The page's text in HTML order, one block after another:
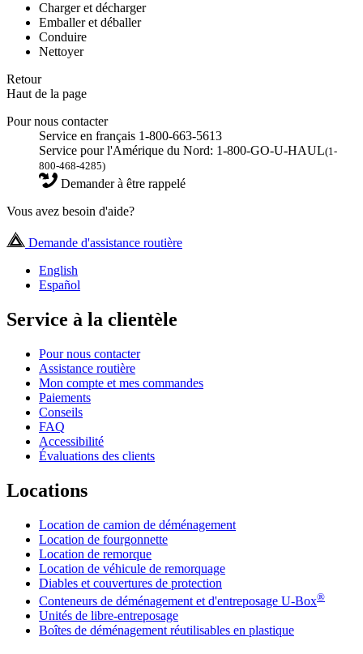
Charger et décharger
Emballer et déballer
Conduire
Nettoyer
Retour
Haut de la page
Pour nous contacter
Service en français 1-800-663-5613
Service pour l'Amérique du Nord: 1-800-GO-U-HAUL(1-
800-468-4285)
Demander à être rappelé
Vous avez besoin d'aide?
Demande d'assistance routière
English
Español
Service à la clientèle
Pour nous contacter
Assistance routière
Mon compte et mes commandes
Paiements
Conseils
FAQ
Accessibilité
Évaluations des clients
Locations
Location de camion de déménagement
Location de fourgonnette
Location de remorque
Location de véhicule de remorquage
Diables et couvertures de protection
Conteneurs de déménagement et d'entreposage U-Box®
Unités de libre-entreposage
Boîtes de déménagement réutilisables en plastique